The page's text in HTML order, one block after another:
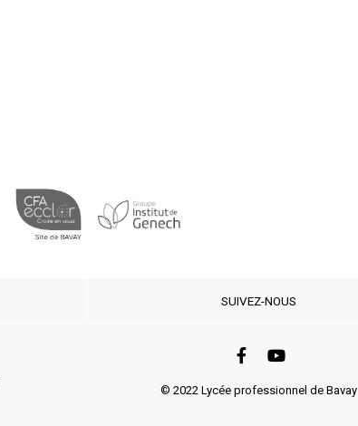
SUIVEZ-NOUS
© 2022 Lycée professionnel de Bavay